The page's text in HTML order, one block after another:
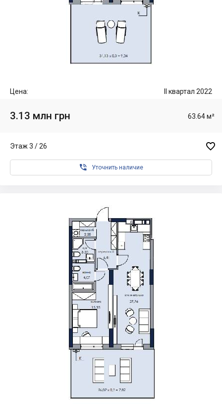
Цена: II квартал 2022
3.13 млн грн 63.64 м²
Этаж 3 / 26 
 Уточнить наличие